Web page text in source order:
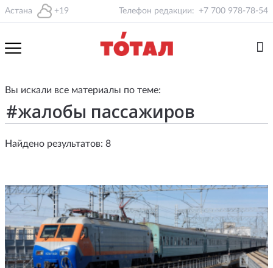
Астана +19 Телефон редакции: +7 700 978-78-54
Вы искали все материалы по теме:
Найдено результатов: 8